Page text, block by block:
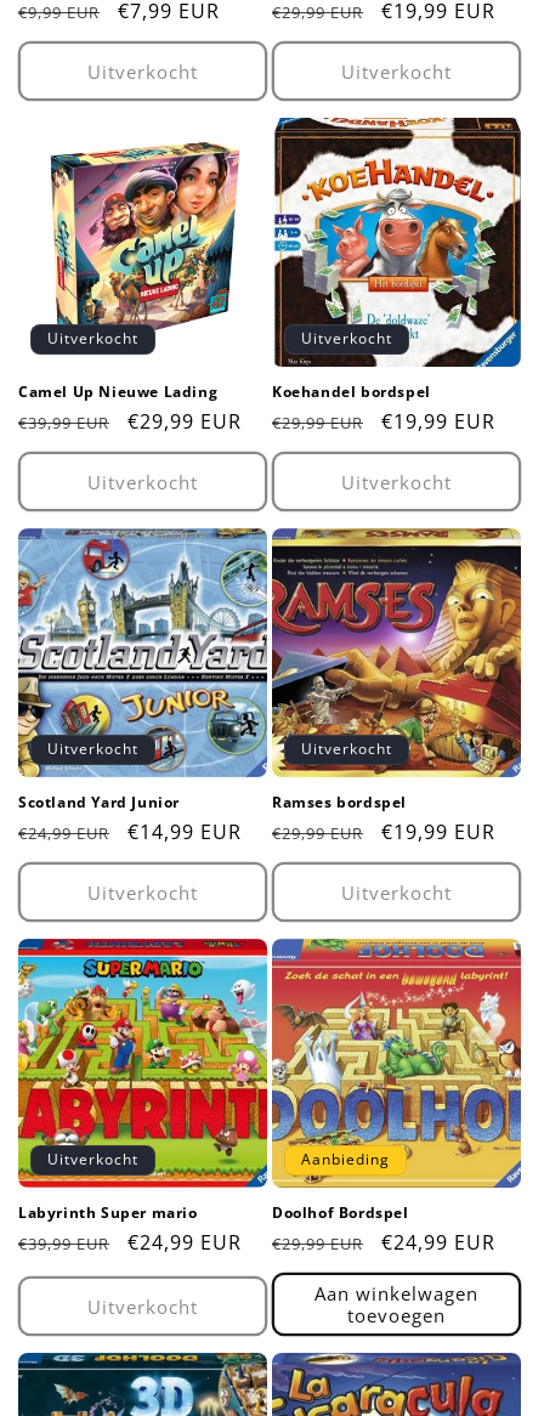
Normale
prijs
€9,99 EUR Aanbiedingsprijs
€7,99 EUR
Uitverkocht
Normale
prijs
€29,99 EUR €19,99 EUR
Uitverkocht
Uitverkocht
Camel Up Nieuwe Lading
Normale
prijs
€39,99 EUR Aanbiedingsprijs
€29,99 EUR
Uitverkocht
Uitverkocht
Koehandel bordspel
Normale
prijs
€29,99 EUR €19,99 EUR
Uitverkocht
Uitverkocht
Scotland Yard Junior
Normale
prijs
€24,99 EUR Aanbiedingsprijs
€14,99 EUR
Uitverkocht
Uitverkocht
Ramses bordspel
Normale
prijs
€29,99 EUR €19,99 EUR
Uitverkocht
Uitverkocht
Labyrinth Super mario
Normale
prijs
€39,99 EUR Aanbiedingsprijs
€24,99 EUR
Uitverkocht
Aanbieding
Doolhof Bordspel
Normale
prijs
€29,99 EUR €24,99 EUR
Aan winkelwagen
toevoegen